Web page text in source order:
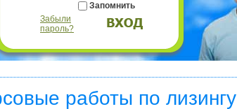
Запомнить
Забыли
пароль?
работы по лизингу